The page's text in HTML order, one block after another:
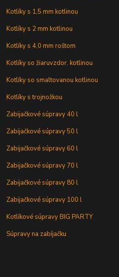
Kotlíky s 1,5 mm kotlinou
Kotlíky s 2 mm kotlinou
Kotlíky s 4,0 mm roštom
Kotlíky so žiaruvzdor. kotlinou
Kotlíky so smaltovanou kotlinou
Kotlíky s trojnožkou
Zabijačkové súpravy 40 l
Zabijačkové súpravy 50 l
Zabijačkové súpravy 60 l
Zabijačkové súpravy 70 l
Zabijačkové súpravy 80 l
Zabijačkové súpravy 100 l
Kotlíkové súpravy BIG PARTY
Súpravy na zabíjačku